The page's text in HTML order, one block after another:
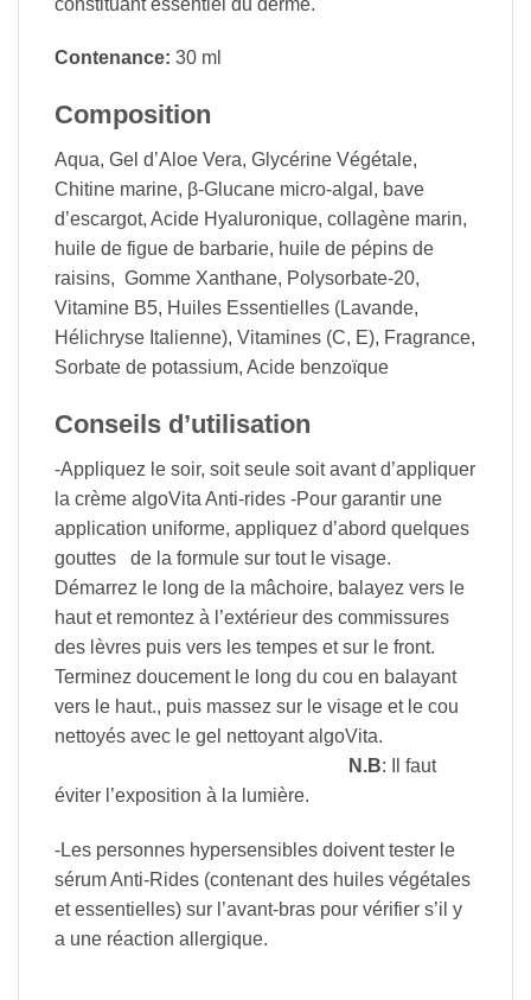
Contenance: 30 ml
Composition
Aqua, Gel d’Aloe Vera, Glycérine Végétale,
Chitine marine, β-Glucane micro-algal, bave
d’escargot, Acide Hyaluronique, collagène marin,
huile de figue de barbarie, huile de pépins de
raisins, Gomme Xanthane, Polysorbate-20,
Vitamine B5, Huiles Essentielles (Lavande,
Hélichryse Italienne), Vitamines (C, E), Fragrance,
Sorbate de potassium, Acide benzoïque
Conseils d’utilisation
-Appliquez le soir, soit seule soit avant d’appliquer
la crème algoVita Anti-rides -Pour garantir une
application uniforme, appliquez d’abord quelques
gouttes de la formule sur tout le visage.
Démarrez le long de la mâchoire, balayez vers le
haut et remontez à l’extérieur des commissures
des lèvres puis vers les tempes et sur le front.
Terminez doucement le long du cou en balayant
vers le haut., puis massez sur le visage et le cou
nettoyés avec le gel nettoyant algoVita.
N.B: Il faut
éviter l’exposition à la lumière.
-Les personnes hypersensibles doivent tester le
sérum Anti-Rides (contenant des huiles végétales
et essentielles) sur l’avant-bras pour vérifier s’il y
a une réaction allergique.